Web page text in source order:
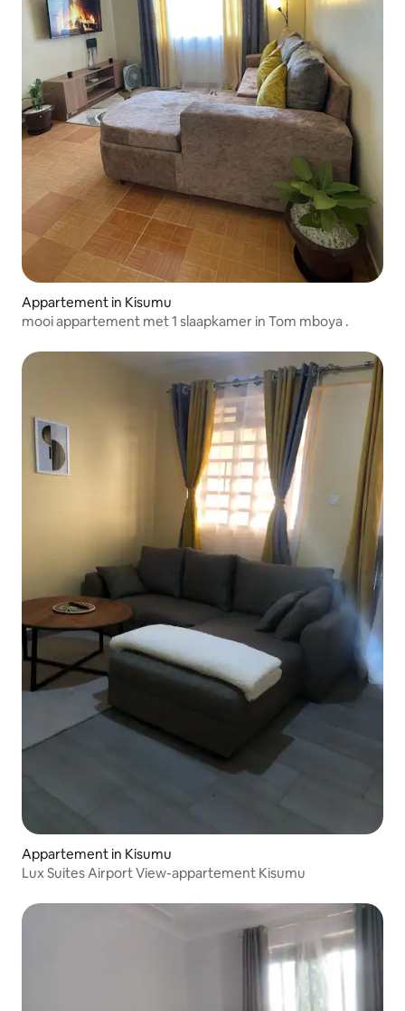
Appartement in Kisumu
mooi appartement met 1 slaapkamer in Tom mboya .
Appartement in Kisumu
Lux Suites Airport View-appartement Kisumu